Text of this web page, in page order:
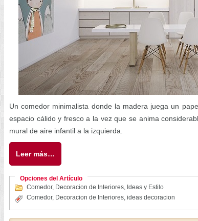
Un comedor minimalista donde la madera juega un
espacio cálido y fresco a la vez que se anima
mural de aire infantil a la izquierda.
Leer más…
Opciones del Artículo
Comedor, Decoracion de Interiores, Ideas y Estilo
Comedor, Decoracion de Interiores, ideas decoracion